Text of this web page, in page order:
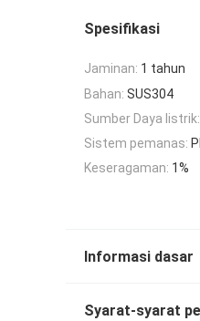
Spesifikasi
Jaminan: 1 tahun
Bahan: SUS304
Sumber Daya listrik:
Sistem pemanas:
Keseragaman: 1%
Informasi dasar
Syarat-syarat